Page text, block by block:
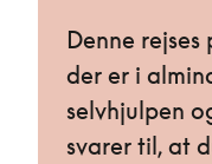
Denne
der er i
selvhjulpen
svarer til, at